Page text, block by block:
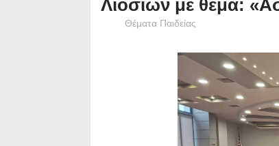
Λιοσίων με θέμα:
Θέματα Παιδείας